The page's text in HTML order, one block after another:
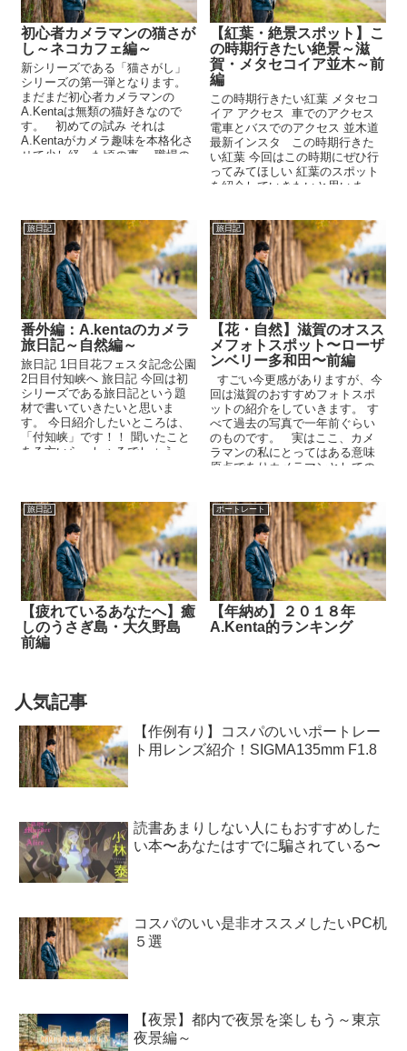
初心者カメラマンの猫さが
し～ネコカフェ編～
新シリーズである「猫さがし」
シリーズの第一弾となります。
まだまだ初心者カメラマンの
A.Kentaは無類の猫好きなので
す。 初めての試み それは
A.Kentaがカメラ趣味を本格化さ
せて少し経った頃の事、 職場の
【紅葉・絶景スポット】こ
の時期行きたい絶景～滋
賀・メタセコイア並木～前
編
この時期行きたい紅葉 メタセコ
イア アクセス 車でのアクセス
電車とバスでのアクセス 並木道
最新インスタ この時期行きた
い紅葉 今回はこの時期にぜひ行
ってみてほしい 紅葉のスポット
を紹介していきたいと思いま
旅日記
番外編：A.kentaのカメラ
旅日記～自然編～
旅日記 1日目花フェスタ記念公園
2日目付知峡へ 旅日記 今回は初
シリーズである旅日記という題
材で書いていきたいと思いま
す。 今日紹介したいところは、
「付知峡」です！！ 聞いたこと
ある方いらっしゃるでしょう
旅日記
【花・自然】滋賀のオスス
メフォトスポット〜ローザ
ンベリー多和田〜前編
すごい今更感がありますが、今
回は滋賀のおすすめフォトスポ
ットの紹介をしていきます。 す
べて過去の写真で一年前ぐらい
のものです。 実はここ、カメ
ラマンの私にとってはある意味
原点でありカメラマンとしての
旅日記
【疲れているあなたへ】癒
しのうさぎ島・大久野島
前編
ポートレート
【年納め】２０１８年
A.Kenta的ランキング
人気記事
【作例有り】コスパのいいポートレー
ト用レンズ紹介！SIGMA135mm F1.8
読書あまりしない人にもおすすめした
い本〜あなたはすでに騙されている〜
コスパのいい是非オススメしたいPC机
５選
【夜景】都内で夜景を楽しもう～東京
夜景編～